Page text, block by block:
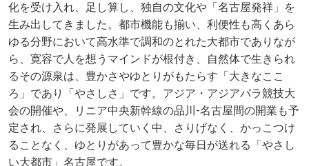
化を受け入れ、足し算し、独自の文化や「名古屋発祥」を
生み出してきました。都市機能も揃い、利便性も高くあら
ゆる分野において高水準で調和のとれた大都市でありなが
ら、寛容で人を想うマインドが根付き、自然体で生きられ
るその源泉は、豊かさやゆとりがもたらす「大きなここ
ろ」であり「やさしさ」です。アジア・アジアパラ競技大
会の開催や、リニア中央新幹線の品川-名古屋間の開業も予
定され、さらに発展していく中、さりげなく、かっこつけ
ることなく、ゆとりがあって豊かな毎日が送れる「やさし
い大都市」名古屋です。